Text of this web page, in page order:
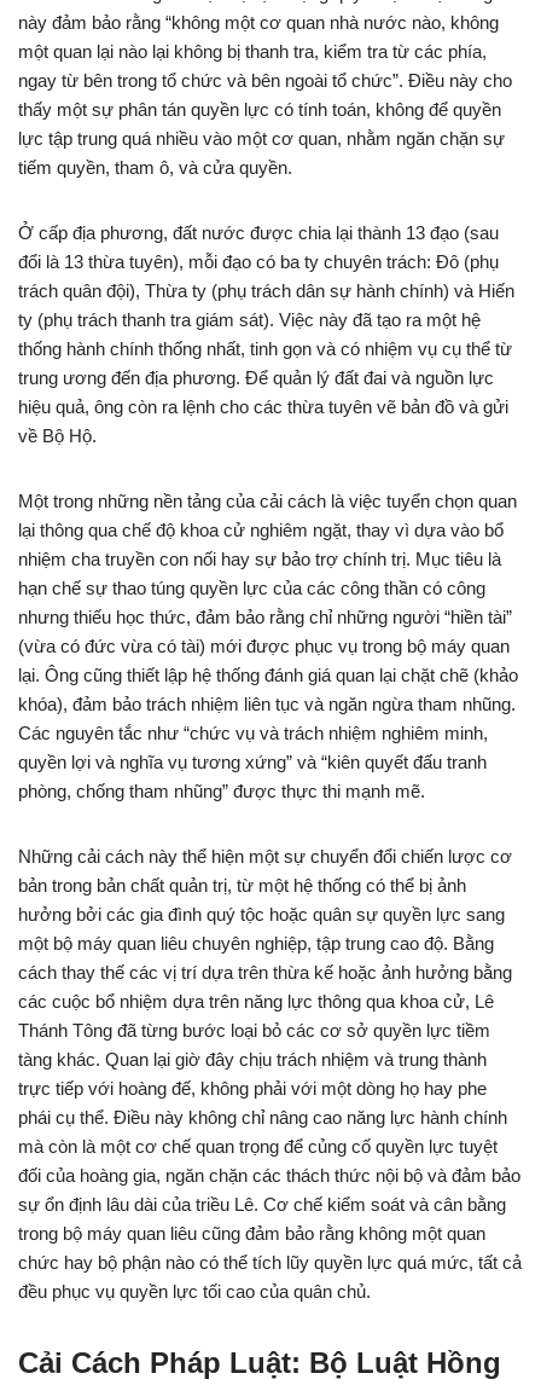
này đảm bảo rằng “không một cơ quan nhà nước nào, không
một quan lại nào lại không bị thanh tra, kiểm tra từ các phía,
ngay từ bên trong tổ chức và bên ngoài tổ chức”. Điều này cho
thấy một sự phân tán quyền lực có tính toán, không để quyền
lực tập trung quá nhiều vào một cơ quan, nhằm ngăn chặn sự
tiếm quyền, tham ô, và cửa quyền.
Ở cấp địa phương, đất nước được chia lại thành 13 đạo (sau
đổi là 13 thừa tuyên), mỗi đạo có ba ty chuyên trách: Đô (phụ
trách quân đội), Thừa ty (phụ trách dân sự hành chính) và Hiến
ty (phụ trách thanh tra giám sát). Việc này đã tạo ra một hệ
thống hành chính thống nhất, tinh gọn và có nhiệm vụ cụ thể từ
trung ương đến địa phương. Để quản lý đất đai và nguồn lực
hiệu quả, ông còn ra lệnh cho các thừa tuyên vẽ bản đồ và gửi
về Bộ Hộ.
Một trong những nền tảng của cải cách là việc tuyển chọn quan
lại thông qua chế độ khoa cử nghiêm ngặt, thay vì dựa vào bổ
nhiệm cha truyền con nối hay sự bảo trợ chính trị. Mục tiêu là
hạn chế sự thao túng quyền lực của các công thần có công
nhưng thiếu học thức, đảm bảo rằng chỉ những người “hiền tài”
(vừa có đức vừa có tài) mới được phục vụ trong bộ máy quan
lại. Ông cũng thiết lập hệ thống đánh giá quan lại chặt chẽ (khảo
khóa), đảm bảo trách nhiệm liên tục và ngăn ngừa tham nhũng.
Các nguyên tắc như “chức vụ và trách nhiệm nghiêm minh,
quyền lợi và nghĩa vụ tương xứng” và “kiên quyết đấu tranh
phòng, chống tham nhũng” được thực thi mạnh mẽ.
Những cải cách này thể hiện một sự chuyển đổi chiến lược cơ
bản trong bản chất quản trị, từ một hệ thống có thể bị ảnh
hưởng bởi các gia đình quý tộc hoặc quân sự quyền lực sang
một bộ máy quan liêu chuyên nghiệp, tập trung cao độ. Bằng
cách thay thế các vị trí dựa trên thừa kế hoặc ảnh hưởng bằng
các cuộc bổ nhiệm dựa trên năng lực thông qua khoa cử, Lê
Thánh Tông đã từng bước loại bỏ các cơ sở quyền lực tiềm
tàng khác. Quan lại giờ đây chịu trách nhiệm và trung thành
trực tiếp với hoàng đế, không phải với một dòng họ hay phe
phái cụ thể. Điều này không chỉ nâng cao năng lực hành chính
mà còn là một cơ chế quan trọng để củng cố quyền lực tuyệt
đối của hoàng gia, ngăn chặn các thách thức nội bộ và đảm bảo
sự ổn định lâu dài của triều Lê. Cơ chế kiểm soát và cân bằng
trong bộ máy quan liêu cũng đảm bảo rằng không một quan
chức hay bộ phận nào có thể tích lũy quyền lực quá mức, tất cả
đều phục vụ quyền lực tối cao của quân chủ.
Cải Cách Pháp Luật: Bộ Luật Hồng